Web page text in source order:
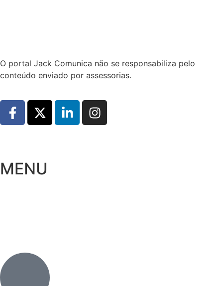
O portal Jack Comunica não se responsabiliza pelo
conteúdo enviado por assessorias.
MENU